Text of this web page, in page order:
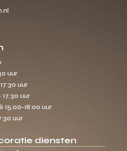
uur
uur
17:30 uur
15:00-18:00 uur
uur
diensten